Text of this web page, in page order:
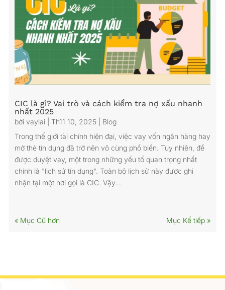
CIC là gì? Vai trò và cách kiểm tra nợ xấu nhanh
nhất 2025
bởi vaylai Th11 10, 2025
Blog
Trong thế giới tài chính hiện đại, việc vay vốn ngân hàng hay
mở thẻ tín dụng đã trở nên vô cùng phổ biến. Tuy nhiên, để
được duyệt vay, một trong những yếu tố quan trọng nhất
chính là "lịch sử tín dụng". Toàn bộ lịch sử này được ghi
nhận tại một nơi gọi là CIC. Vậy...
« Mục Cũ hơn Mục Kế tiếp »